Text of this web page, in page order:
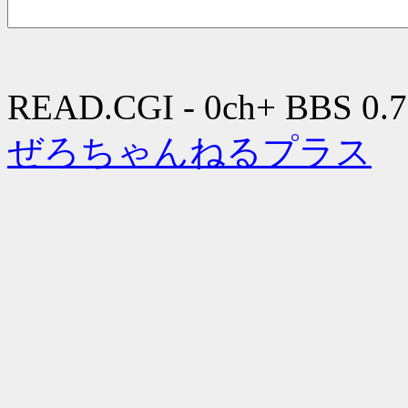
READ.CGI - 0ch+ BBS
ぜろちゃんねるプラス